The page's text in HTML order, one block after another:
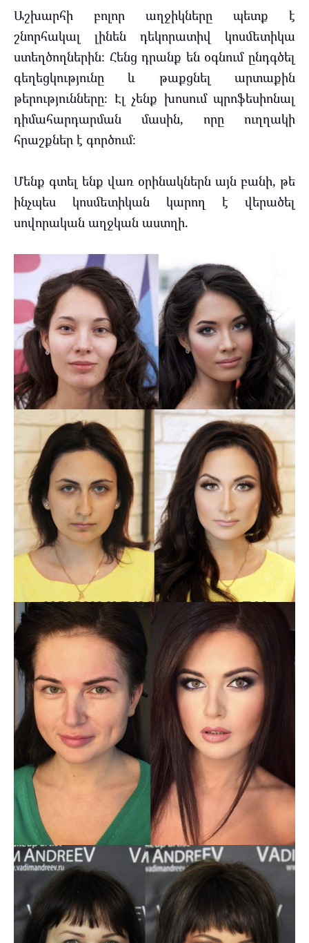
Աշխարհի բոլոր աղջիկները պետք է
շնորհակալ լինեն դեկորատիվ կոսմետիկա
ստեղծողներին։ Հենց դրանք են օգնում ընդգծել
գեղեցկությունը և թաքցնել արտաքին
թերությունները։ Էլ չենք խոսում պրոֆեսիոնալ
դիմահարդարման մասին, որը ուղղակի
հրաշքներ է գործում։
Մենք գտել ենք վառ օրինակներն այն բանի, թե
ինչպես կոսմետիկան կարող է վերածել
սովորական աղջկան աստղի.